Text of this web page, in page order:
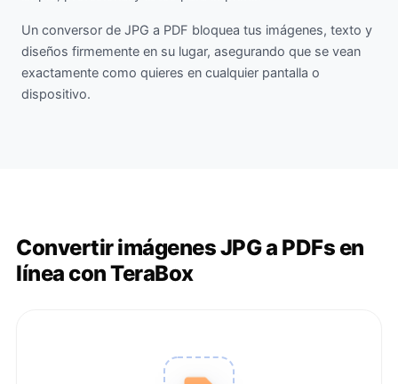
Un conversor de JPG a PDF bloquea tus imágenes, texto y
diseños firmemente en su lugar, asegurando que se vean
exactamente como quieres en cualquier pantalla o
dispositivo.
Convertir imágenes JPG a PDFs en
línea con TeraBox